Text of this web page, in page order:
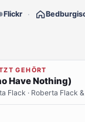
Flickr
GEHÖRT
Have Nothing)
Flack · Roberta Flack